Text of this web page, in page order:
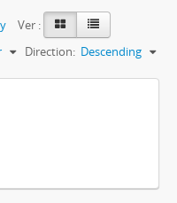
Ver :
Direction: Descending